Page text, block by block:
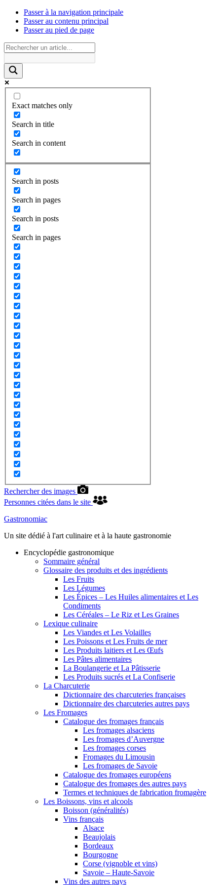
Passer à la navigation principale
Passer au contenu principal
Passer au pied de page
Exact matches only
Search in title
Search in content
Search in posts
Search in pages
Search in posts
Search in pages
Rechercher des images
Personnes citées dans le site
Gastronomiac
Un site dédié à l'art culinaire et à la haute gastronomie
Encyclopédie gastronomique
Sommaire général
Glossaire des produits et des ingrédients
Les Fruits
Les Légumes
Les Épices – Les Huiles alimentaires et Les
Condiments
Les Céréales – Le Riz et Les Graines
Lexique culinaire
Les Viandes et Les Volailles
Les Poissons et Les Fruits de mer
Les Produits laitiers et Les Œufs
Les Pâtes alimentaires
La Boulangerie et La Pâtisserie
Les Produits sucrés et La Confiserie
La Charcuterie
Dictionnaire des charcuteries françaises
Dictionnaire des charcuteries autres pays
Les Fromages
Catalogue des fromages français
Les fromages alsaciens
Les fromages d’Auvergne
Les fromages corses
Fromages du Limousin
Les fromages de Savoie
Catalogue des fromages européens
Catalogue des fromages des autres pays
Termes et techniques de fabrication fromagère
Les Boissons, vins et alcools
Boisson (généralités)
Vins français
Alsace
Beaujolais
Bordeaux
Bourgogne
Corse (vignoble et vins)
Savoie – Haute-Savoie
Vins des autres pays